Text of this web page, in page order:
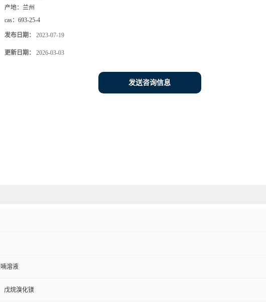
产地： 兰州
cas： 693-25-4
发布日期： 2023-07-19
更新日期： 2026-03-03
发送咨询信息
溶液
戊烷溴化镁